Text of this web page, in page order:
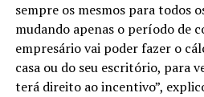
sempre os mesmos para todos
mudando apenas o período de
empresário vai poder fazer o
casa ou do seu escritório, para
terá direito ao incentivo”,